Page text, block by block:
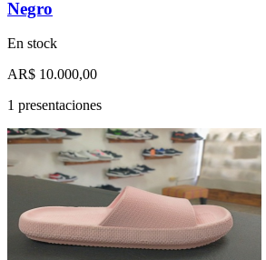
Negro
En stock
AR$ 10.000,00
1 presentaciones